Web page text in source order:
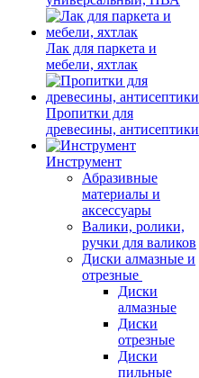
Лак для паркета и
мебели, яхтлак
Пропитки для
древесины, антисептики
Инструмент
Абразивные
материалы и
аксессуары
Валики, ролики,
ручки для валиков
Диски алмазные и
отрезные
Диски
алмазные
Диски
отрезные
Диски
пильные